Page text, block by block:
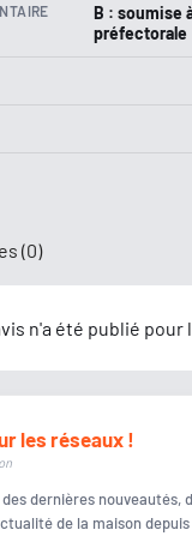
B : soumise
préfectorale
(0)
n'a été publié pour
les réseaux !
dernières nouveautés,
de la maison depuis